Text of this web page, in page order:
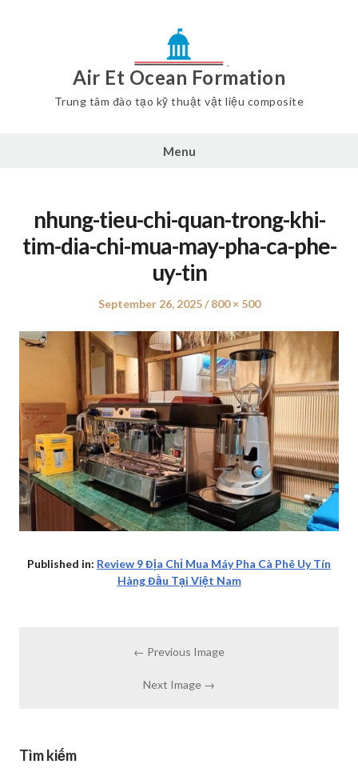
Air Et Ocean Formation
Trung tâm đào tạo kỹ thuật vật liệu composite
Menu
nhung-tieu-chi-quan-trong-khi-
tim-dia-chi-mua-may-pha-ca-phe-
uy-tin
Posted
September 26, 2025
Full
800 × 500
Published in: Review 9 Địa Chỉ Mua Máy Pha Cà Phê Uy Tín
Hàng Đầu Tại Việt Nam
← Previous Image
Next Image →
Tìm kiếm